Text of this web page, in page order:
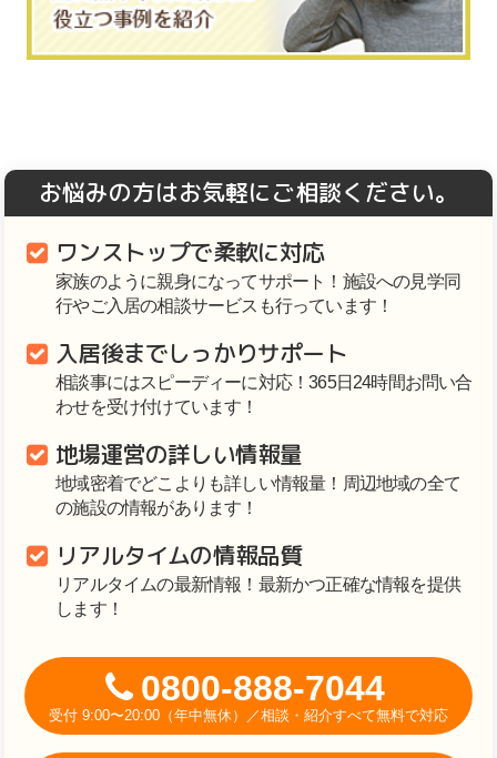
お悩みの方はお気軽にご相談ください。
ワンストップで柔軟に対応
家族のように親身になってサポート！施設への見学同
行やご入居の相談サービスも行っています！
入居後までしっかりサポート
相談事にはスピーディーに対応！365日24時間お問い合
わせを受け付けています！
地場運営の詳しい情報量
地域密着でどこよりも詳しい情報量！周辺地域の全て
の施設の情報があります！
リアルタイムの情報品質
リアルタイムの最新情報！最新かつ正確な情報を提供
します！
0800-888-7044
受付 9:00〜20:00（年中無休）／相談・紹介すべて無料で対応